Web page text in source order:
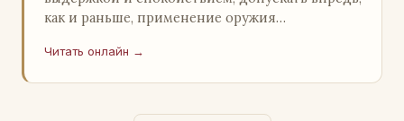
как и раньше, применение оружия
самообороны о…
Читать онлайн →